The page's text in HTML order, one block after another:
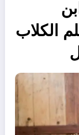
الكلاب